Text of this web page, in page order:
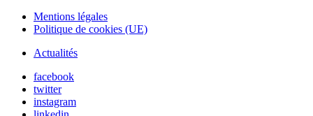
Mentions légales
Politique de cookies (UE)
Actualités
facebook
twitter
instagram